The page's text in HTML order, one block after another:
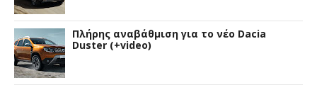
Πλήρης αναβάθμιση για το νέο Dacia
Duster (+video)